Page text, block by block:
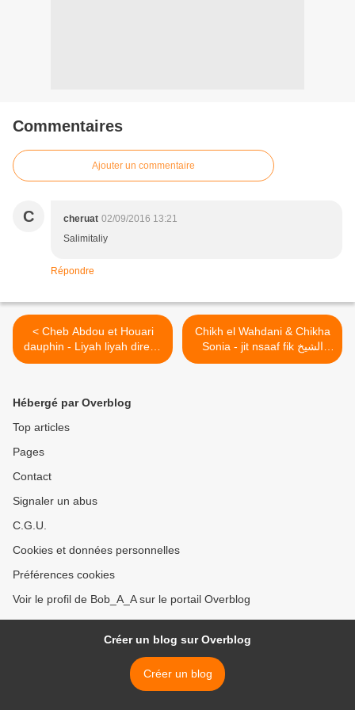
Commentaires
Ajouter un commentaire
C cheruat 02/09/2016 13:21
Salimitaliy
Répondre
< Cheb Abdou et Houari
dauphin - Liyah liyah direna
haka الشاب عبدو مع هواري
Chikh el Wahdani & Chikha
Sonia - jit nsaaf fik الشيخ
الوحداني & الشيخة صونيا ـ
Hébergé par Overblog
Top articles
Pages
Contact
Signaler un abus
C.G.U.
Cookies et données personnelles
Préférences cookies
Voir le profil de Bob_A_A sur le portail Overblog
Créer un blog sur Overblog
Créer un blog